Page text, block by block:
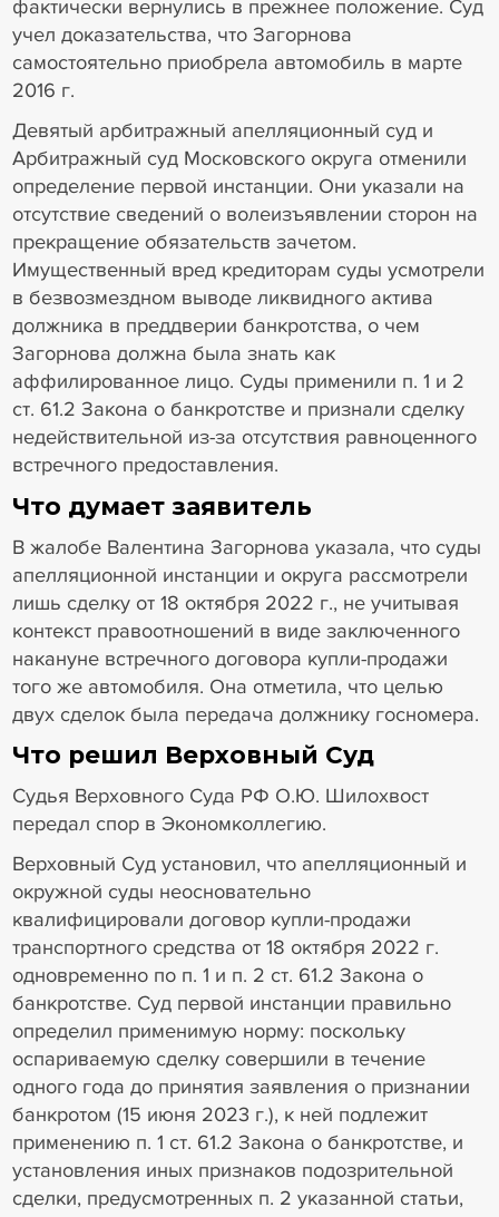
фактически вернулись в прежнее положение. Суд
учел доказательства, что Загорнова
самостоятельно приобрела автомобиль в марте
2016 г.
Девятый арбитражный апелляционный суд и
Арбитражный суд Московского округа отменили
определение первой инстанции. Они указали на
отсутствие сведений о волеизъявлении сторон на
прекращение обязательств зачетом.
Имущественный вред кредиторам суды усмотрели
в безвозмездном выводе ликвидного актива
должника в преддверии банкротства, о чем
Загорнова должна была знать как
аффилированное лицо. Суды применили п. 1 и 2
ст. 61.2 Закона о банкротстве и признали сделку
недействительной из-за отсутствия равноценного
встречного предоставления.
Что думает заявитель
В жалобе Валентина Загорнова указала, что суды
апелляционной инстанции и округа рассмотрели
лишь сделку от 18 октября 2022 г., не учитывая
контекст правоотношений в виде заключенного
накануне встречного договора купли-продажи
того же автомобиля. Она отметила, что целью
двух сделок была передача должнику госномера.
Что решил Верховный Суд
Судья Верховного Суда РФ О.Ю. Шилохвост
передал спор в Экономколлегию.
Верховный Суд установил, что апелляционный и
окружной суды неосновательно
квалифицировали договор купли-продажи
транспортного средства от 18 октября 2022 г.
одновременно по п. 1 и п. 2 ст. 61.2 Закона о
банкротстве. Суд первой инстанции правильно
определил применимую норму: поскольку
оспариваемую сделку совершили в течение
одного года до принятия заявления о признании
банкротом (15 июня 2023 г.), к ней подлежит
применению п. 1 ст. 61.2 Закона о банкротстве, и
установления иных признаков подозрительной
сделки, предусмотренных п. 2 указанной статьи,